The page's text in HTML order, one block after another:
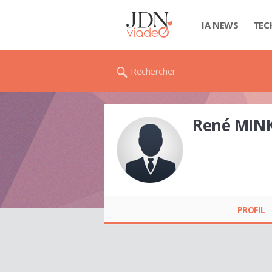
IA NEWS
Rechercher
René
PROFIL